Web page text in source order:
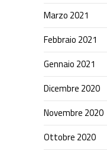
Marzo 2021
Febbraio 2021
Gennaio 2021
Dicembre 2020
Novembre 2020
Ottobre 2020